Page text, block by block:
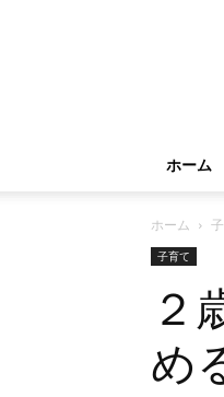
プ
マ
け
情
メ
デ
ホーム
ホーム
子育て
２
め